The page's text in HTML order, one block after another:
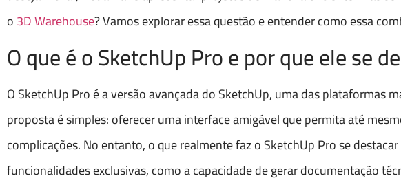
o3D Warehouse? Vamos explorar essa questão e entender como essa
O que é o SketchUp Pro e por que ele se
O SketchUp Pro é a versão avançada do SketchUp, uma das plataformas
proposta é simples: oferecer uma interface amigável que permita até
complicações. No entanto, o que realmente faz o SketchUp Pro se
funcionalidades exclusivas, como a capacidade de gerar documentação